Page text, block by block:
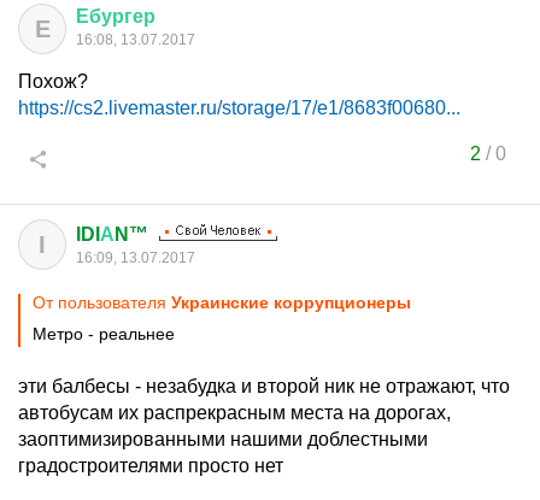
Е Ебургер
16:08, 13.07.2017
Похож?
https://cs2.livemaster.ru/storage/17/e1/8683f00680...
2 /0
I IDI А N™
16:09, 13.07.2017
От пользователя Украинские коррупционеры
Метро - реальнее
эти балбесы - незабудка и второй ник не отражают, что
автобусам их распрекрасным места на дорогах,
заоптимизированными нашими доблестными
градостроителями просто нет